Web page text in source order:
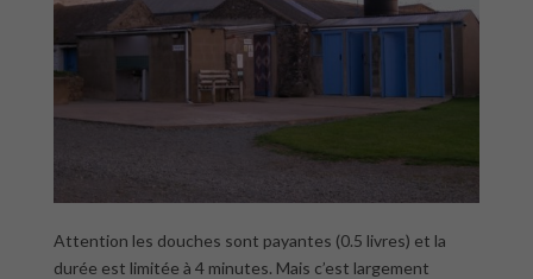
Attention les douches sont payantes (0.5 livres) et la
durée est limitée à 4 minutes. Mais c’est largement